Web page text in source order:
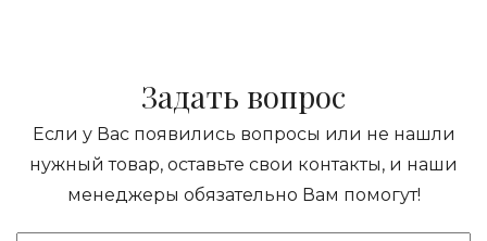
Задать вопрос
Если у Вас появились вопросы или не нашли
нужный товар, оставьте свои контакты, и наши
менеджеры обязательно Вам помогут!